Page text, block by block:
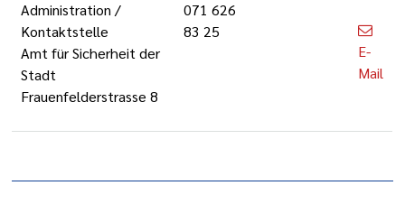
Administration /
Kontaktstelle
Amt für Sicherheit der
Stadt
Frauenfelderstrasse 8
071 626
83 25
E-
Mail